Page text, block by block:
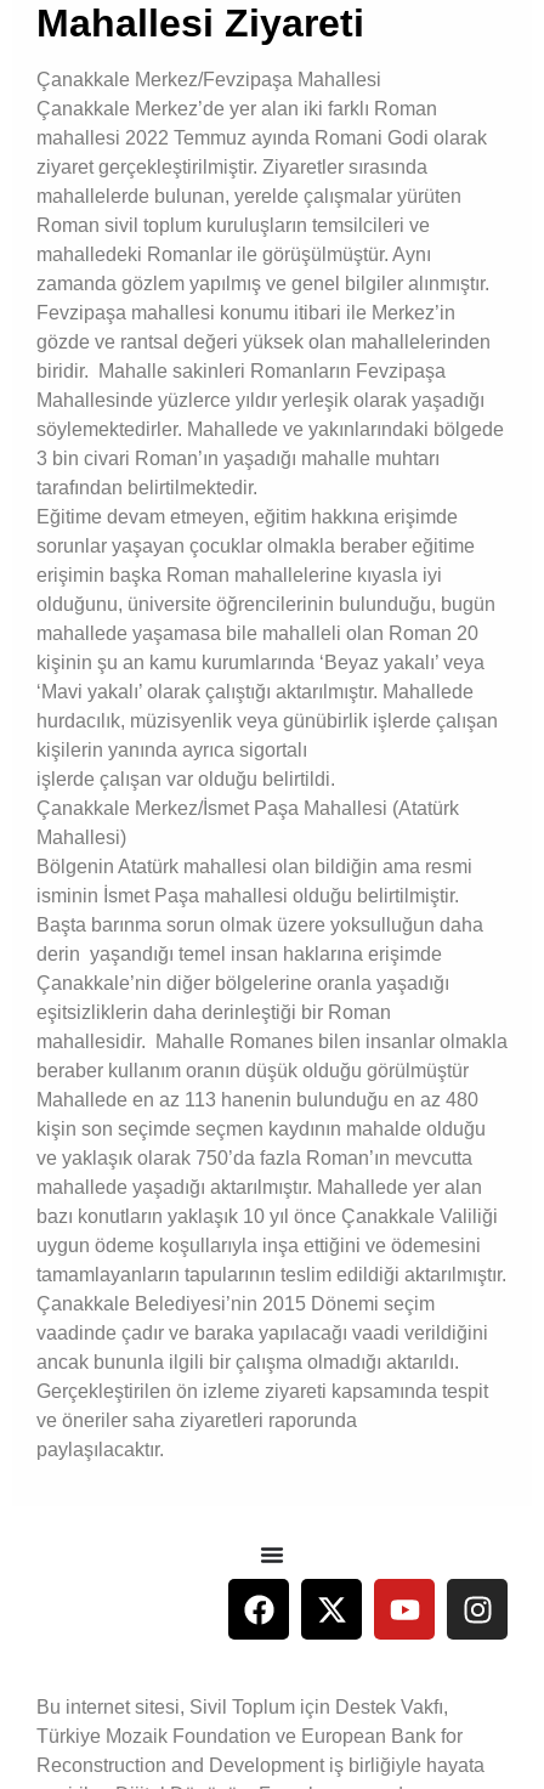
Mahallesi Ziyareti
Çanakkale Merkez/Fevzipaşa Mahallesi
Çanakkale Merkez’de yer alan iki farklı Roman
mahallesi 2022 Temmuz ayında Romani Godi olarak
ziyaret gerçekleştirilmiştir. Ziyaretler sırasında
mahallelerde bulunan, yerelde çalışmalar yürüten
Roman sivil toplum kuruluşların temsilcileri ve
mahalledeki Romanlar ile görüşülmüştür. Aynı
zamanda gözlem yapılmış ve genel bilgiler alınmıştır.
Fevzipaşa mahallesi konumu itibari ile Merkez’in
gözde ve rantsal değeri yüksek olan mahallelerinden
biridir. Mahalle sakinleri Romanların Fevzipaşa
Mahallesinde yüzlerce yıldır yerleşik olarak yaşadığı
söylemektedirler. Mahallede ve yakınlarındaki bölgede
3 bin civari Roman’ın yaşadığı mahalle muhtarı
tarafından belirtilmektedir.
Eğitime devam etmeyen, eğitim hakkına erişimde
sorunlar yaşayan çocuklar olmakla beraber eğitime
erişimin başka Roman mahallelerine kıyasla iyi
olduğunu, üniversite öğrencilerinin bulunduğu, bugün
mahallede yaşamasa bile mahalleli olan Roman 20
kişinin şu an kamu kurumlarında ‘Beyaz yakalı’ veya
‘Mavi yakalı’ olarak çalıştığı aktarılmıştır. Mahallede
hurdacılık, müzisyenlik veya günübirlik işlerde çalışan
kişilerin yanında ayrıca sigortalı
işlerde çalışan var olduğu belirtildi.
Çanakkale Merkez/İsmet Paşa Mahallesi (Atatürk
Mahallesi)
Bölgenin Atatürk mahallesi olan bildiğin ama resmi
isminin İsmet Paşa mahallesi olduğu belirtilmiştir.
Başta barınma sorun olmak üzere yoksulluğun daha
derin yaşandığı temel insan haklarına erişimde
Çanakkale’nin diğer bölgelerine oranla yaşadığı
eşitsizliklerin daha derinleştiği bir Roman
mahallesidir. Mahalle Romanes bilen insanlar olmakla
beraber kullanım oranın düşük olduğu görülmüştür
Mahallede en az 113 hanenin bulunduğu en az 480
kişin son seçimde seçmen kaydının mahalde olduğu
ve yaklaşık olarak 750’da fazla Roman’ın mevcutta
mahallede yaşadığı aktarılmıştır. Mahallede yer alan
bazı konutların yaklaşık 10 yıl önce Çanakkale Valiliği
uygun ödeme koşullarıyla inşa ettiğini ve ödemesini
tamamlayanların tapularının teslim edildiği aktarılmıştır.
Çanakkale Belediyesi’nin 2015 Dönemi seçim
vaadinde çadır ve baraka yapılacağı vaadi verildiğini
ancak bununla ilgili bir çalışma olmadığı aktarıldı.
Gerçekleştirilen ön izleme ziyareti kapsamında tespit
ve öneriler saha ziyaretleri raporunda
paylaşılacaktır.
Bu internet sitesi, Sivil Toplum için Destek Vakfı,
Türkiye Mozaik Foundation ve European Bank for
Reconstruction and Development iş birliğiyle hayata